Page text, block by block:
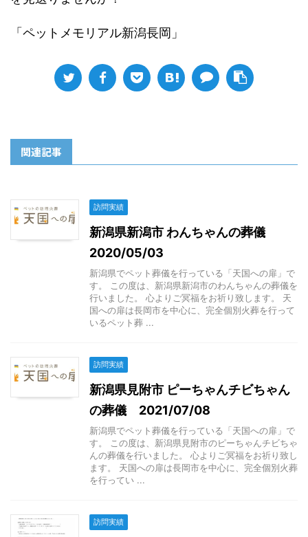
「ペットメモリアル新潟長岡」
関連記事
訪問実績
新潟県新潟市 わんちゃんの葬儀
2020/05/03
新潟県でペット葬儀を行っている「天国への扉」で
す。 この度は、新潟県新潟市のわんちゃんの葬儀を
行いました。 心よりご冥福をお祈り致します。 天
国への扉は長岡市を中心に、完全個別火葬を行って
いるペット葬 ...
訪問実績
新潟県見附市 ピーちゃんチビちゃん
の葬儀 2021/07/08
新潟県でペット葬儀を行っている「天国への扉」で
す。 この度は、新潟県見附市のピーちゃんチビちゃ
んの葬儀を行いました。 心よりご冥福をお祈り致し
ます。 天国への扉は長岡市を中心に、完全個別火葬
を行ってい ...
訪問実績